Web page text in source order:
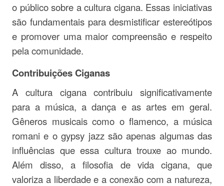
o público sobre a cultura cigana. Essas iniciativas
são fundamentais para desmistificar estereótipos
e promover uma maior compreensão e respeito
pela comunidade.
Contribuições Ciganas
A cultura cigana contribuiu significativamente
para a música, a dança e as artes em geral.
Gêneros musicais como o flamenco, a música
romani e o gypsy jazz são apenas algumas das
influências que essa cultura trouxe ao mundo.
Além disso, a filosofia de vida cigana, que
valoriza a liberdade e a conexão com a natureza,